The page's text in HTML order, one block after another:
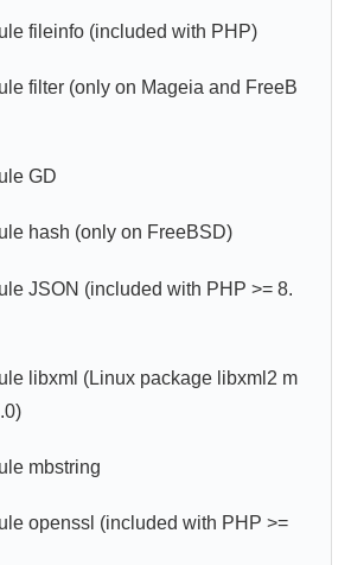
fileinfo (included with PHP)
filter (only on Mageia and FreeB
GD
hash (only on FreeBSD)
JSON (included with PHP >= 8.
libxml (Linux package libxml2 m
mbstring
openssl (included with PHP >=